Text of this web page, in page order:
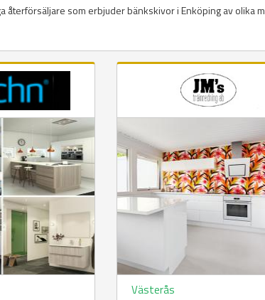
som erbjuder bänkskivor i Enköping av olika
Västerås